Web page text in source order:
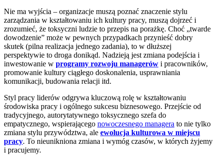
Nie ma wyjścia – organizacje muszą poznać znaczenie stylu
zarządzania w kształtowaniu ich kultury pracy, muszą dojrzeć i
zrozumieć, że toksyczni ludzie to przepis na porażkę. Choć „twarde
dowodzenie” może w pewnych przypadkach przynieść dobry
skutek (pilna realizacja jednego zadania), to w dłuższej
perspektywie to droga donikąd. Nadzieją jest zmiana podejścia i
inwestowanie w programy rozwoju managerów i pracowników,
promowanie kultury ciągłego doskonalenia, usprawniania
komunikacji, budowania relacji itd.
Styl pracy liderów odgrywa kluczową rolę w kształtowaniu
środowiska pracy i ogólnego sukcesu biznesowego. Przejście od
tradycyjnego, autorytatywnego toksycznego szefa do
empatycznego, wspierającego nowoczesnego managera to nie tylko
zmiana stylu przywództwa, ale ewolucja kulturowa w miejscu
pracy. To nieunikniona zmiana i wymóg czasów, w których żyjemy
i pracujemy.